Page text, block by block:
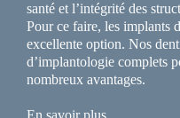
santé et l’intégrité des
Pour ce faire, les implants
excellente option. Nos
d’implantologie complets
nombreux avantages.